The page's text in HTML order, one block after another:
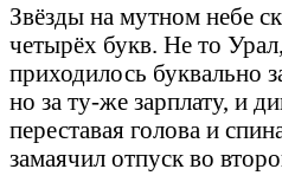
Звёзды на мутном небе
четырёх букв. Не то
приходилось буквально
но за ту-же зарплату, и
переставая голова и
замаячил отпуск во